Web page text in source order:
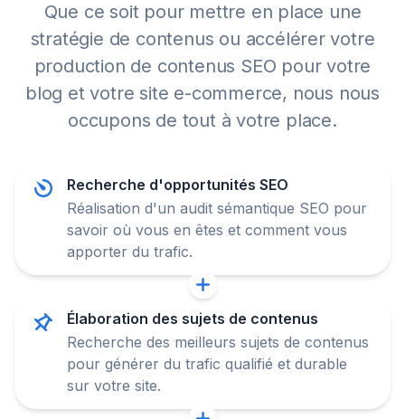
Que ce soit pour mettre en place une
stratégie de contenus ou accélérer votre
production de contenus SEO pour votre
blog et votre site e-commerce, nous nous
occupons de tout à votre place.
Recherche d'opportunités SEO
Réalisation d'un audit sémantique SEO pour
savoir où vous en êtes et comment vous
apporter du trafic.
Élaboration des sujets de contenus
Recherche des meilleurs sujets de contenus
pour générer du trafic qualifié et durable
sur votre site.